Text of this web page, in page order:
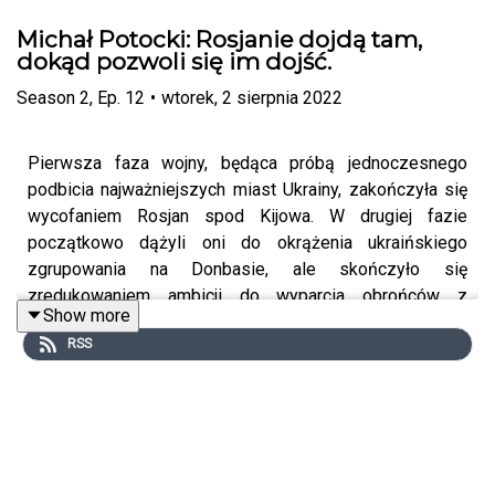
Michał Potocki: Rosjanie dojdą tam,
dokąd pozwoli się im dojść.
Season 2, Ep. 12 • wtorek, 2 sierpnia 2022
Pierwsza faza wojny, będąca próbą jednoczesnego
podbicia najważniejszych miast Ukrainy, zakończyła się
wycofaniem Rosjan spod Kijowa. W drugiej fazie
początkowo dążyli oni do okrążenia ukraińskiego
zgrupowania na Donbasie, ale skończyło się
zredukowaniem ambicji do wyparcia obrońców z
obwodu ługańskiego. Wszystko wskazuje na to, że
obecnie jesteśmy świadkami przejścia do trzeciej fazy
Show more
RSS